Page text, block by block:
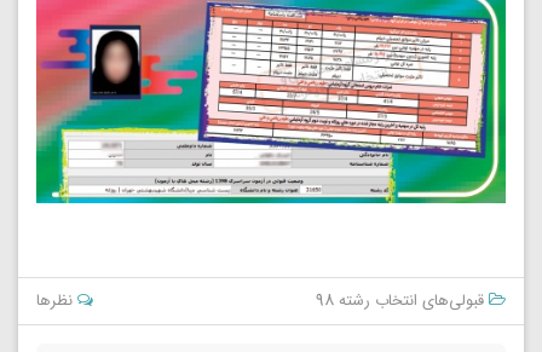
قبولی‌های انتخاب رشته 98 نظرها